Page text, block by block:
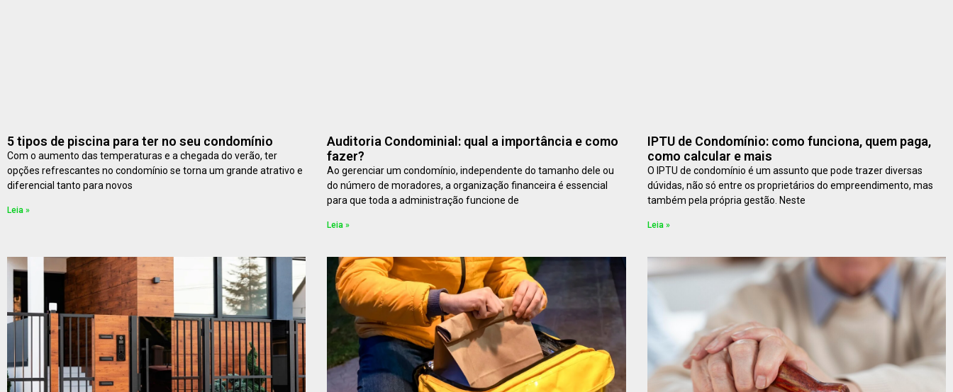
5 tipos de piscina para ter no seu condomínio
Com o aumento das temperaturas e a chegada do verão, ter
opções refrescantes no condomínio se torna um grande atrativo e
diferencial tanto para novos
Leia »
Auditoria Condominial: qual a importância e como
fazer?
Ao gerenciar um condomínio, independente do tamanho dele ou
do número de moradores, a organização financeira é essencial
para que toda a administração funcione de
Leia »
IPTU de Condomínio: como funciona, quem paga,
como calcular e mais
O IPTU de condomínio é um assunto que pode trazer diversas
dúvidas, não só entre os proprietários do empreendimento, mas
também pela própria gestão. Neste
Leia »